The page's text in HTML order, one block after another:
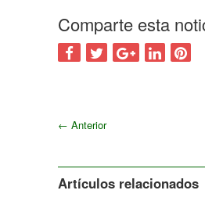
Comparte esta
← Anterior
Artículos relacionados